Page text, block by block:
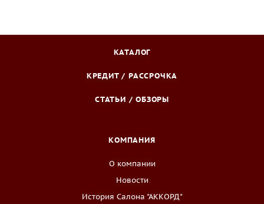
КАТАЛОГ
КРЕДИТ / РАССРОЧКА
СТАТЬИ / ОБЗОРЫ
КОМПАНИЯ
О компании
Новости
История Салона "АККОРД"